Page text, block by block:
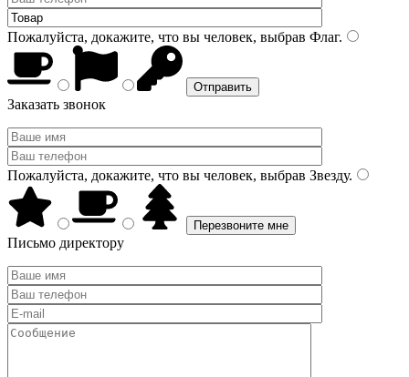
Пожалуйста, докажите, что вы человек, выбрав Флаг.
Заказать звонок
Пожалуйста, докажите, что вы человек, выбрав Звезду.
Письмо директору